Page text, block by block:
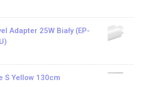
Adapter 25W Biały (EP-
S Yellow 130cm